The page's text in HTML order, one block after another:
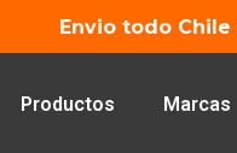
Envio todo Chile
Productos Marcas